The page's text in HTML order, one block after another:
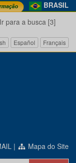
BRASIL
Ir para a busca [3]
Español Français
| Mapa do Site